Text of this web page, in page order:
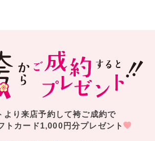
より来店予約して袴ご成約で
トカード1,000円分プレゼント